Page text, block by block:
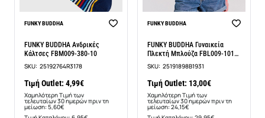
-11%
FUNKY BUDDHA
FUNKY BUDDHA Ανδρικές
Κάλτσες FBM009-380-10
SKU: 25192764R3178
Τιμή Outlet: 4,99€
Χαμηλότερη Τιμή των
τελευταίων 30 ημερών πριν τη
μείωση: 5,60€
-46%
FUNKY BUDDHA
FUNKY BUDDHA Γυναικεία
Πλεκτή Μπλούζα FBL009-101-
09
SKU: 25191898B1931
Τιμή Outlet: 13,00€
Χαμηλότερη Τιμή των
τελευταίων 30 ημερών πριν τη
μείωση: 24,15€